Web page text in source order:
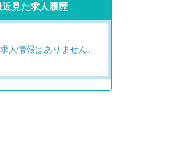
近見た求人履歴
人情報はありません。